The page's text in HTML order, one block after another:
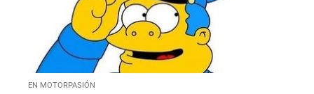
EN MOTORPASIÓN